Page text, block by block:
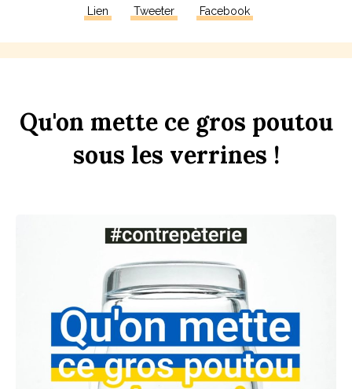
Lien Tweeter Facebook
Qu'on mette ce gros poutou
sous les verrines !